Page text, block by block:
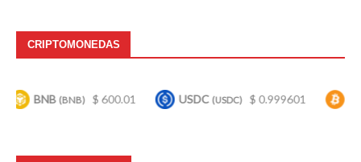
CRIPTOMONEDAS
(BNB) $ 600.01 USDC(USDC) $ 0.999601 Bitcoin